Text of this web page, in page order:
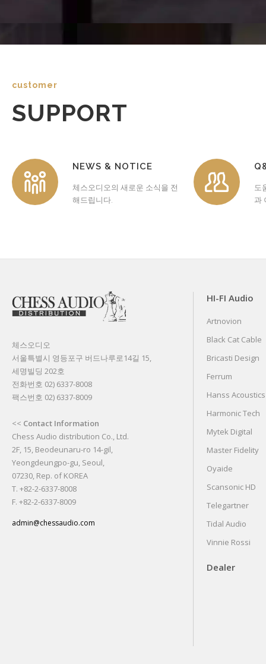
customer
SUPPORT
NEWS & NOTICE
체스오디오의 새로운 소식을 전
해드립니다.
도
과
체스오디오
서울특별시 영등포구 버드나루로14길 15,
세명빌딩 202호
전화번호 02) 6337-8008
팩스번호 02) 6337-8009
<< Contact Information
Chess Audio distribution Co., Ltd.
2F, 15, Beodeunaru-ro 14-gil,
Yeongdeungpo-gu, Seoul,
07230, Rep. of KOREA
T. +82-2-6337-8008
F. +82-2-6337-8009
admin@chessaudio.com
HI-FI Audio
Artnovion
Black Cat Cable
Bricasti Design
Ferrum
Hanss Acoustics
Harmonic Tech
Mytek Digital
Master Fidelity
Oyaide
Scansonic HD
Telegartner
Tidal Audio
Vinnie Rossi
Dealer